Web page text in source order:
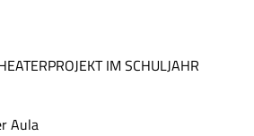
IM SCHULJAHR
Aula